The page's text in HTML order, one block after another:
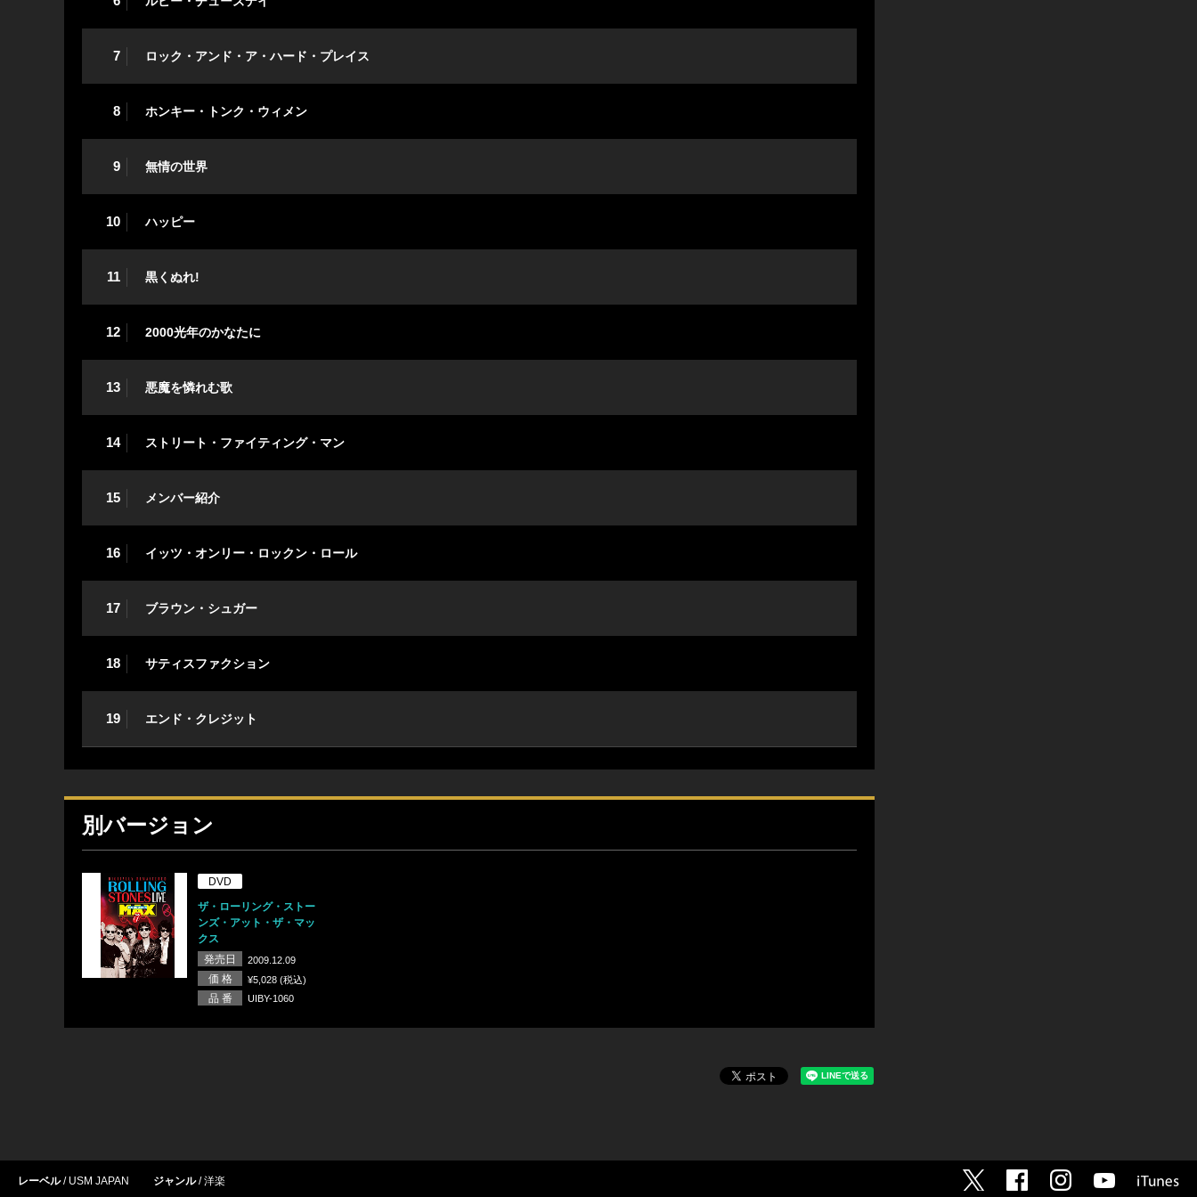
7 ロック・アンド・ア・ハード・プレイス
8 ホンキー・トンク・ウィメン
9 無情の世界
10 ハッピー
11 黒くぬれ!
12 2000光年のかなたに
13 悪魔を憐れむ歌
14 ストリート・ファイティング・マン
15 メンバー紹介
16 イッツ・オンリー・ロックン・ロール
17 ブラウン・シュガー
18 サティスファクション
19 エンド・クレジット
別バージョン
DVD
ザ・ローリング・ストー
ンズ・アット・ザ・マッ
クス
発売日
2009.12.09
価 格 ¥5,028 (税込)
品 番 UIBY-1060
レーベル USM JAPAN ジャンル 洋楽